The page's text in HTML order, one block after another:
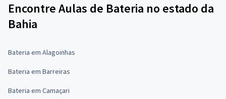
Encontre Aulas de Bateria no estado da
Bahia
Bateria em Alagoinhas
Bateria em Barreiras
Bateria em Camaçari